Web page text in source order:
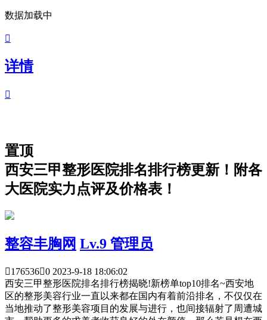
数据加载中

详情

置顶
西安三甲整形医院排名排行榜更新！附各
大医院实力点评及价格表！
整容丰胸网 Lv.9 管理员
1765360 2023-9-18 18:06:02
西安三甲整形医院排名排行榜揭晓!新榜单top10排名~西安地
区的整形美容行业一直以来都在国内有着前沿排名，不仅仅在
当地推动了整形美容项目的发展与进行，也间接辐射了周遭城